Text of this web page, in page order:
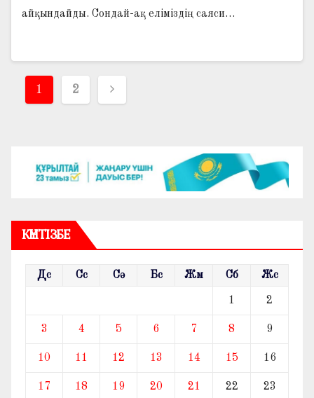
айқындайды. Cондай-ақ еліміздің саяси…
Жазбалар
1 2
КҮНТІЗБЕ
Дс Сс Сә Бс Жм Сб Жс
1 2
3 4 5 6 7 8 9
10 11 12 13 14 15 16
17 18 19 20 21 22 23